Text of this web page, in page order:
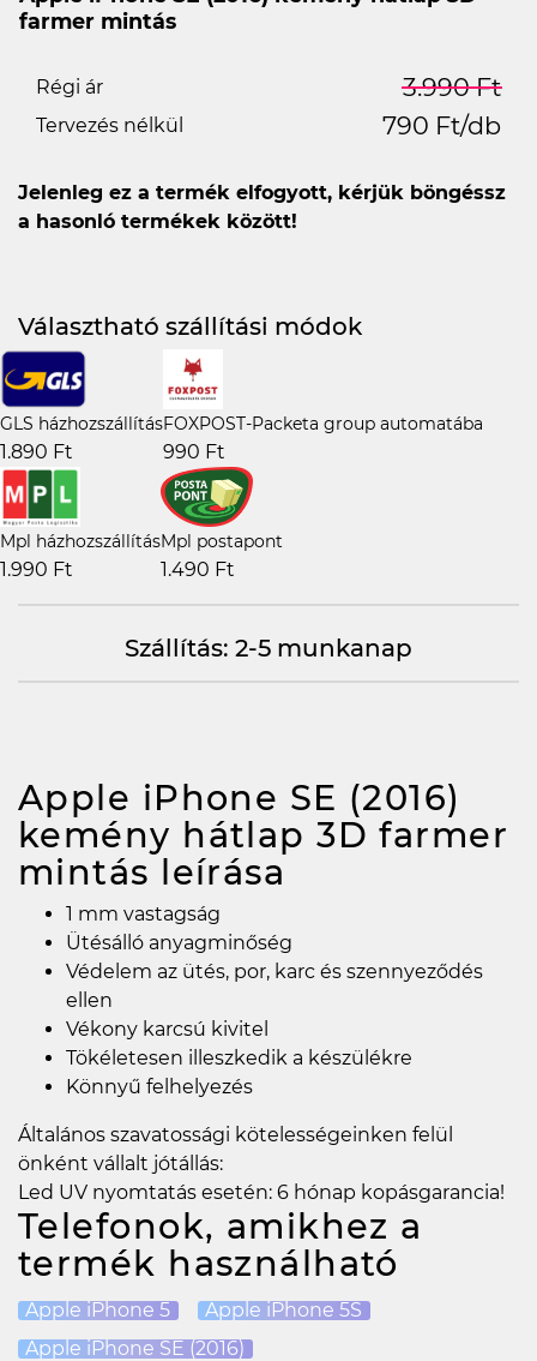
farmer mintás
Régi ár 3.990 Ft
Tervezés nélkül 790 Ft/db
Jelenleg ez a termék elfogyott, kérjük böngéssz
a hasonló termékek között!
Választható szállítási módok
GLS házhozszállítás
1.890 Ft
FOXPOST-Packeta group automatába
990 Ft
Mpl házhozszállítás
1.990 Ft
Mpl postapont
1.490 Ft
Szállítás: 2-5 munkanap
Apple iPhone SE (2016)
kemény hátlap 3D farmer
mintás leírása
1 mm vastagság
Ütésálló anyagminőség
Védelem az ütés, por, karc és szennyeződés
ellen
Vékony karcsú kivitel
Tökéletesen illeszkedik a készülékre
Könnyű felhelyezés
Általános szavatossági kötelességeinken felül
önként vállalt jótállás:
Led UV nyomtatás esetén: 6 hónap kopásgarancia!
Telefonok, amikhez a
termék használható
Apple iPhone 5
Apple iPhone 5S
Apple iPhone SE (2016)